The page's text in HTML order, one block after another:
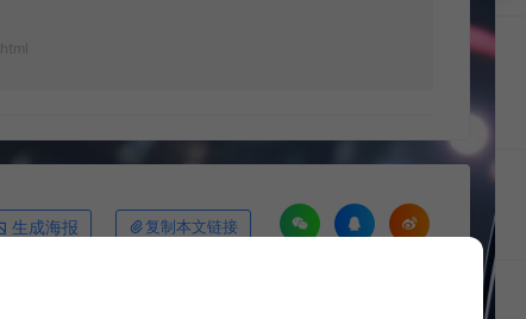
生成海报 复制本文链接